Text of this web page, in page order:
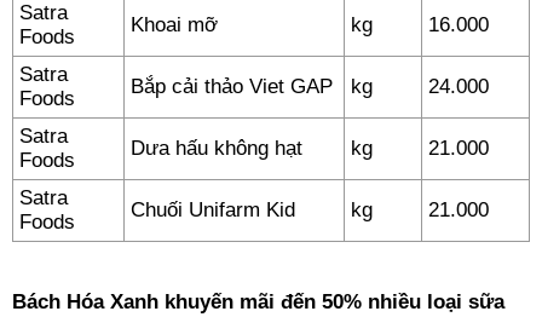
Satra
Foods
Khoai mỡ kg 16.000
Satra
Foods
Bắp cải thảo Viet GAP kg 24.000
Satra
Foods
Dưa hấu không hạt kg 21.000
Satra
Foods
Chuối Unifarm Kid kg 21.000
Bách Hóa Xanh khuyến mãi đến 50% nhiều loại sữa